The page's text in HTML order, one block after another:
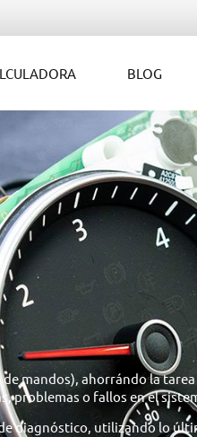
BLOG
mandos), ahorrándo la
problemas o fallos en el
diagnóstico, utilizando lo